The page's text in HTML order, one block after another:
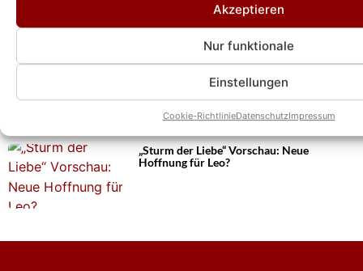
Akzeptieren
Nur funktionale
Einstellungen
Cookie-RichtlinieDatenschutzImpressum
Sommerpause!
„Sturm der Liebe“ ab heute in
Sommerpause: Doch wann geht es weiter?
„Sturm der Liebe“ Vorschau: Neue
Hoffnung für Leo?